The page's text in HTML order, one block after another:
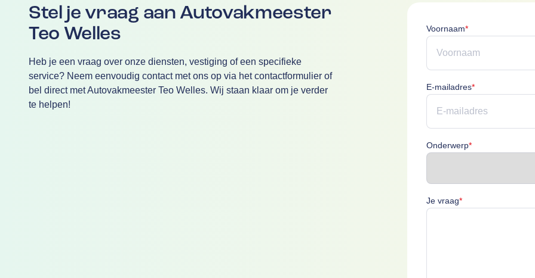
Stel je vraag aan Autovakmeester
Teo Welles
Heb je een vraag over onze diensten, vestiging of een specifieke
service? Neem eenvoudig contact met ons op via het contactformulier of
bel direct met Autovakmeester Teo Welles. Wij staan klaar om je verder
te helpen!
Voornaam*Voornaam is
E-mailadres*E-mailadres is
Onderwerp*Onderwerp is
Je vraag*Je vraag is